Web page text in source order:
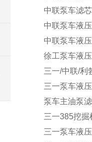
中联泵车滤
中联泵车液
中联泵车液
徐工泵车液
三一/中联/利
三一泵车液
泵车主油泵
三一385挖
三一泵车液